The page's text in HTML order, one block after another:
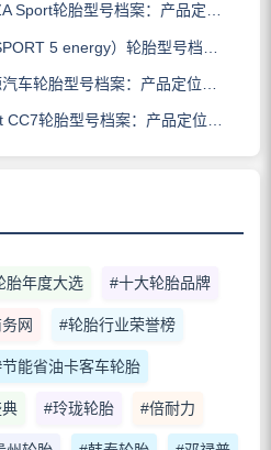
案：产品定位、核心技术、适用车型与使用场景
号档案：产品定位、核心技术、适用车型与使用场景
：产品定位、核心技术、适用车型与使用场景
：产品定位、核心技术、适用车型与使用场景
胎年度大选 #十大轮胎品牌
网 #轮胎行业荣誉榜
能省油卡客车轮胎
#玲珑轮胎 #倍耐力